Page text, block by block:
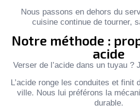
Nous passons en dehors du
cuisine continue de tourner,
Notre méthode :
acide
Verser de l’acide dans un tuyau ?
L’acide ronge les conduites et finit
ville. Nous lui préférons la
durable.